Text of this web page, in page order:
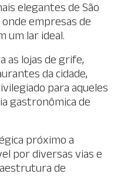
elegantes de São
empresas de
um lar ideal.
as lojas de grife,
da cidade,
para aqueles
gastronômica de
próximo a
por diversas vias e
de